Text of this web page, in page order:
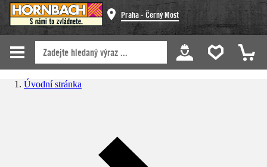
Praha - Černý Most
Úvodní stránka